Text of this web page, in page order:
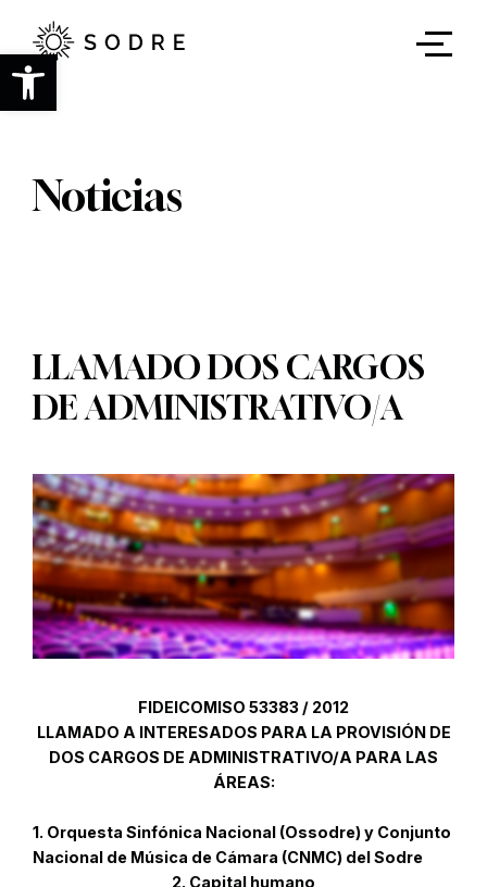
Abrir barra de herramientas
contenido
principal
Noticias
LLAMADO DOS CARGOS
DE ADMINISTRATIVO/A
FIDEICOMISO 53383 / 2012
LLAMADO A INTERESADOS PARA LA PROVISIÓN DE
DOS CARGOS DE ADMINISTRATIVO/A PARA LAS
ÁREAS:
1. Orquesta Sinfónica Nacional (Ossodre) y Conjunto
Nacional de Música de Cámara (CNMC) del Sodre
2. Capital humano